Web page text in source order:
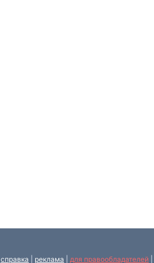
справка реклама для правообладателей